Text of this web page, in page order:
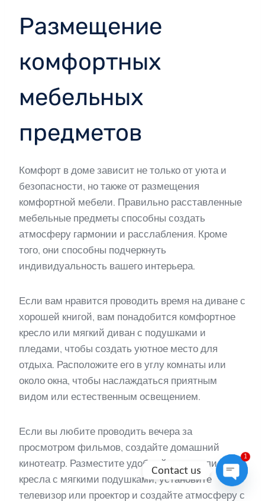
Размещение
комфортных
мебельных
предметов
Комфорт в доме зависит не только от уюта и
безопасности, но также от размещения
комфортной мебели. Правильно расставленные
мебельные предметы способны создать
атмосферу гармонии и расслабления. Кроме
того, они способны подчеркнуть
индивидуальность вашего интерьера.
Если вам нравится проводить время на диване с
хорошей книгой, вам понадобится комфортное
кресло или мягкий диван с подушками и
пледами, чтобы создать уютное место для
отдыха. Расположите его в углу комнаты или
около окна, чтобы наслаждаться приятным
видом или естественным освещением.
Если вы любите проводить вечера за
просмотром фильмов, создайте домашний
кинотеатр. Разместите удобный диван или
кресла с мягкими подушками, установите
телевизор или проектор и создайте атмосферу с
Contact us
Open
1